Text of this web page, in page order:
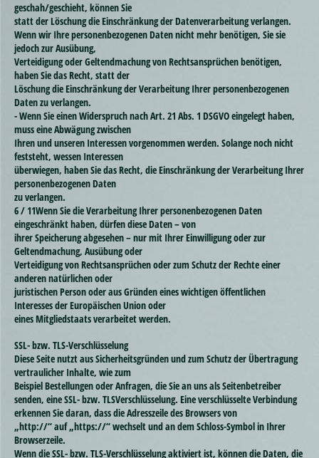
geschah/geschieht, können Sie
statt der Löschung die Einschränkung der Datenverarbeitung verlangen.
Wenn wir Ihre personenbezogenen Daten nicht mehr benötigen, Sie sie
jedoch zur Ausübung,
Verteidigung oder Geltendmachung von Rechtsansprüchen benötigen,
haben Sie das Recht, statt der
Löschung die Einschränkung der Verarbeitung Ihrer personenbezogenen
Daten zu verlangen.
- Wenn Sie einen Widerspruch nach Art. 21 Abs. 1 DSGVO eingelegt haben,
muss eine Abwägung zwischen
Ihren und unseren Interessen vorgenommen werden. Solange noch nicht
feststeht, wessen Interessen
überwiegen, haben Sie das Recht, die Einschränkung der Verarbeitung Ihrer
personenbezogenen Daten
zu verlangen.
6 / 11Wenn Sie die Verarbeitung Ihrer personenbezogenen Daten
eingeschränkt haben, dürfen diese Daten – von
ihrer Speicherung abgesehen – nur mit Ihrer Einwilligung oder zur
Geltendmachung, Ausübung oder
Verteidigung von Rechtsansprüchen oder zum Schutz der Rechte einer
anderen natürlichen oder
juristischen Person oder aus Gründen eines wichtigen öffentlichen
Interesses der Europäischen Union oder
eines Mitgliedstaats verarbeitet werden.
SSL- bzw. TLS-Verschlüsselung
Diese Seite nutzt aus Sicherheitsgründen und zum Schutz der Übertragung
vertraulicher Inhalte, wie zum
Beispiel Bestellungen oder Anfragen, die Sie an uns als Seitenbetreiber
senden, eine SSL- bzw. TLSVerschlüsselung. Eine verschlüsselte Verbindung
erkennen Sie daran, dass die Adresszeile des Browsers von
„http://“ auf „https://“ wechselt und an dem Schloss-Symbol in Ihrer
Browserzeile.
Wenn die SSL- bzw. TLS-Verschlüsselung aktiviert ist, können die Daten, die